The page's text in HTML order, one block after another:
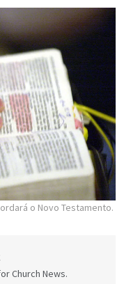
o Novo Testamento.
Church News.